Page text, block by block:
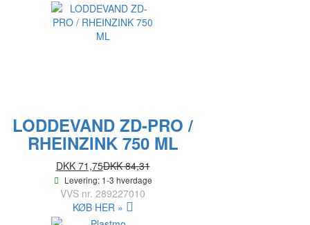
LODDEVAND ZD-PRO /
RHEINZINK 750 ML
DKK 71,75DKK 84,31
Levering: 1-3 hverdage
VVS nr. 289227010
KØB HER »